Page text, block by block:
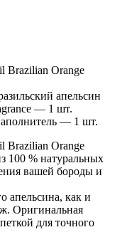
Brazilian Orange
апельсин
— 1 шт.
— 1 шт.
Brazilian Orange
100 % натуральных
вашей бороды и
апельсина, как и
Оригинальная
для точного